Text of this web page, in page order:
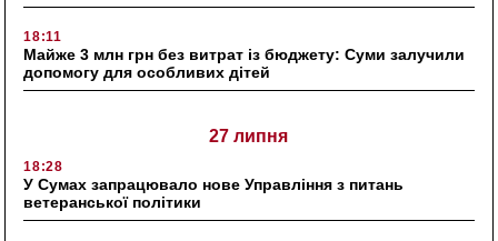
18:11
Майже 3 млн грн без витрат із бюджету: Суми залучили
допомогу для особливих дітей
27 липня
18:28
У Сумах запрацювало нове Управління з питань
ветеранської політики